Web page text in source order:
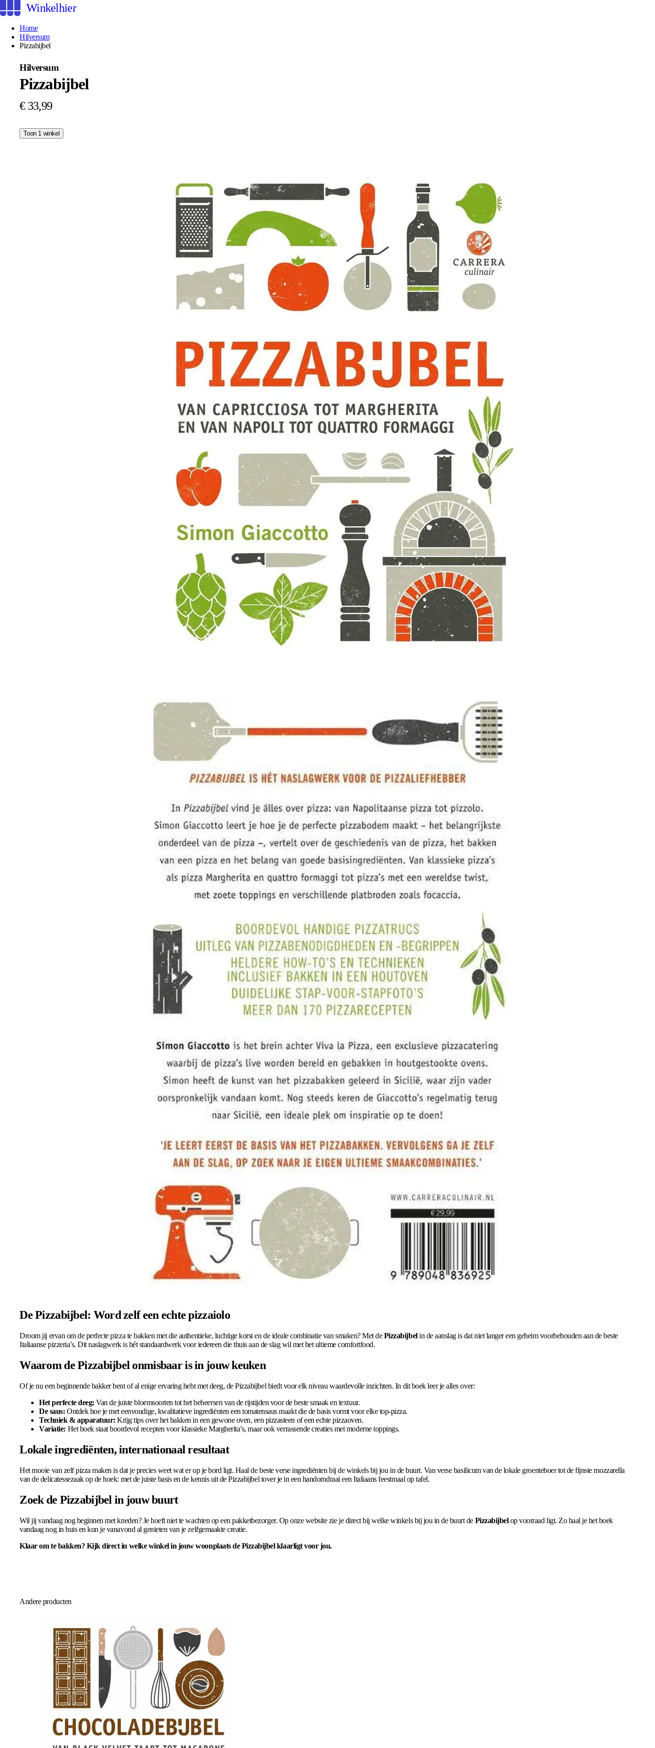
Winkelhier
Home
Hilversum
Pizzabijbel
Hilversum
Pizzabijbel
€ 33,99
Toon 1 winkel
De Pizzabijbel: Word zelf een echte pizzaiolo
Droom jij ervan om de perfecte pizza te bakken met die authentieke, luchtige korst en de ideale combinatie van smaken? Met dePizzabijbelin de aanslag is dat niet langer een geheim voorbehouden aan de beste
Italiaanse pizzeria’s. Dit naslagwerk is hét standaardwerk voor iedereen die thuis aan de slag wil met het ultieme comfortfood.
Waarom de Pizzabijbel onmisbaar is in jouw keuken
Of je nu een beginnende bakker bent of al enige ervaring hebt met deeg, de Pizzabijbel biedt voor elk niveau waardevolle inzichten. In dit boek leer je alles over:
Het perfecte deeg: Van de juiste bloemsoorten tot het beheersen van de rijstijden voor de beste smaak en textuur.
De saus: Ontdek hoe je met eenvoudige, kwalitatieve ingrediënten een tomatensaus maakt die de basis vormt voor elke top-pizza.
Techniek & apparatuur: Krijg tips over het bakken in een gewone oven, een pizzasteen of een echte pizzaoven.
Variatie: Het boek staat boordevol recepten voor klassieke Margherita’s, maar ook verrassende creaties met moderne toppings.
Lokale ingrediënten, internationaal resultaat
Het mooie van zelf pizza maken is dat je precies weet wat er op je bord ligt. Haal de beste verse ingrediënten bij de winkels bij jou in de buurt. Van verse basilicum van de lokale groenteboer tot de fijnste mozzarella
van de delicatessezaak op de hoek: met de juiste basis en de kennis uit de Pizzabijbel tover je in een handomdraai een Italiaans feestmaal op tafel.
Zoek de Pizzabijbel in jouw buurt
Wil jij vandaag nog beginnen met kneden? Je hoeft niet te wachten op een pakketbezorger. Op onze website zie je direct bij welke winkels bij jou in de buurt de Pizzabijbelop voorraad ligt. Zo haal je het boek
vandaag nog in huis en kun je vanavond al genieten van je zelfgemaakte creatie.
Klaar om te bakken? Kijk direct in welke winkel in jouw woonplaats de Pizzabijbel klaarligt voor jou.
Andere producten